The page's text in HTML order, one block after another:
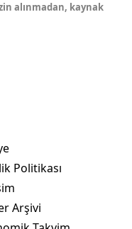
alınmadan, kaynak
Politikası
Arşivi